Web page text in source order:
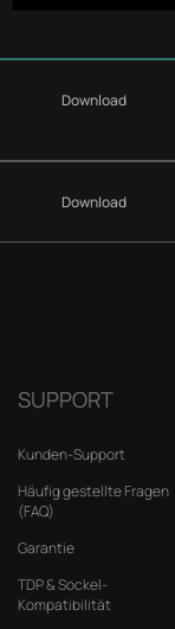
Download
Download
SUPPORT
Kunden-Support
Häufig gestellte Fragen
(FAQ)
Garantie
TDP & Sockel-
Kompatibilität